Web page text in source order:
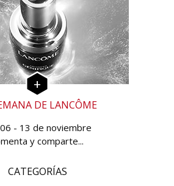
DE LANCÔME
- 13 de noviembre
y comparte...
CATEGORÍAS